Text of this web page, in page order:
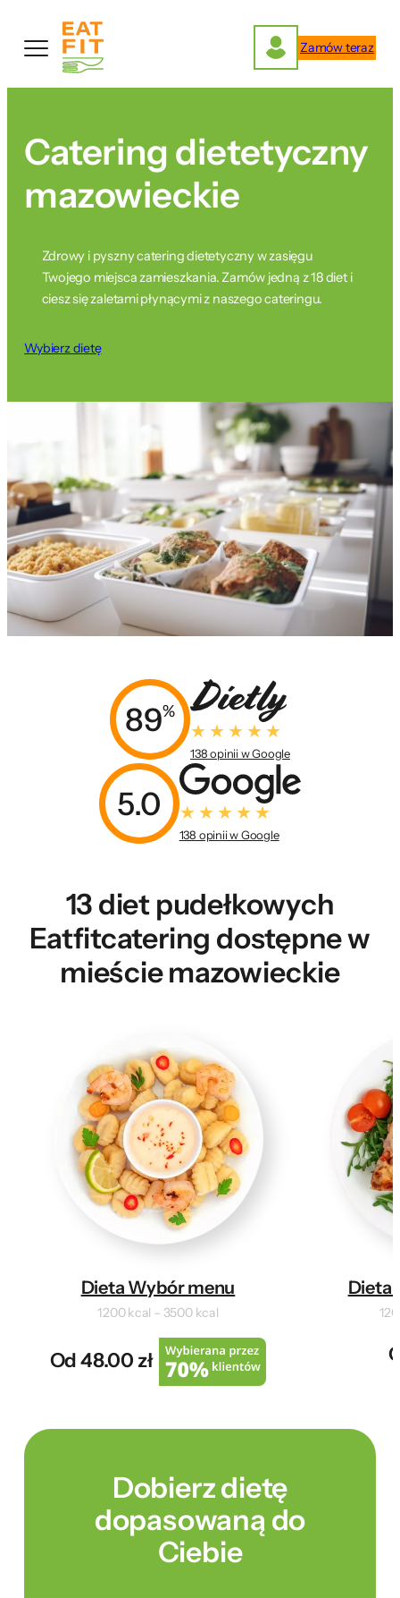
treści
Zamów teraz
Catering dietetyczny
mazowieckie
Zdrowy i pyszny catering dietetyczny w zasięgu
Twojego miejsca zamieszkania. Zamów jedną z 18 diet i
ciesz się zaletami płynącymi z naszego cateringu.
Wybierz dietę
89%
138 opinii w Google
5.0
138 opinii w Google
13 diet pudełkowych
Eatfitcatering dostępne w
mieście mazowieckie
Dieta Wybór menu
1200 kcal – 3500 kcal
Od 48.00 zł
Dieta
Dobierz dietę
dopasowaną do
Ciebie